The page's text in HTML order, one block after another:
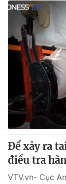
Để xảy ra
điều tra
VTV.vn- Cục